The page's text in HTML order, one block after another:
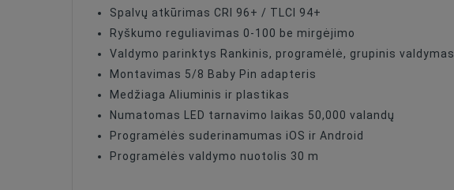
Spalvų atkūrimas CRI 96+ / TLCI 94+
Ryškumo reguliavimas 0-100 be mirgėjimo
Valdymo parinktys Rankinis, programėlė, grupinis valdymas
Montavimas 5/8 Baby Pin adapteris
Medžiaga Aliuminis ir plastikas
Numatomas LED tarnavimo laikas 50,000 valandų
Programėlės suderinamumas iOS ir Android
Programėlės valdymo nuotolis 30 m